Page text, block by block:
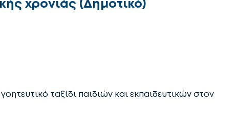
ταξίδι παιδιών και εκπαιδευτικών στον